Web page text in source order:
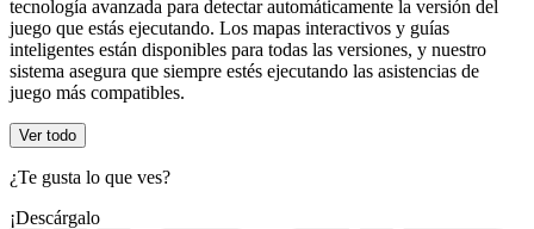
tecnología avanzada para detectar automáticamente la versión del
juego que estás ejecutando. Los mapas interactivos y guías
inteligentes están disponibles para todas las versiones, y nuestro
sistema asegura que siempre estés ejecutando las asistencias de
juego más compatibles.
Ver todo
¿Te gusta lo que ves?
¡Descárgalo